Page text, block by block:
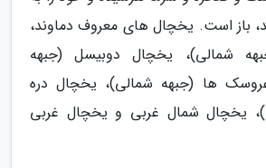
باز است. یخچال های معروف دماوند،
شمالی)، یخچال دوبیسل (جبهه
ها (جبهه شمالی)، یخچال دره
یخچال شمال غربی و یخچال غربی